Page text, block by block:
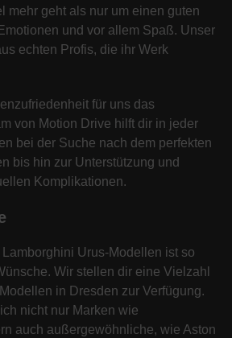
mehr geht als nur um einen guten
und vor allem Spaß. Unser
echten Profis, die ihr Werk
für uns das
von Motion Drive hilft dir in jeder
bei der Suche nach dem perfekten
bis hin zur Unterstützung und
Komplikationen.
Urus-Modellen ist so
Wir stellen dir eine Vielzahl
in Dresden zur Verfügung.
nicht nur Marken wie
auch außergewöhnliche, wie Aston